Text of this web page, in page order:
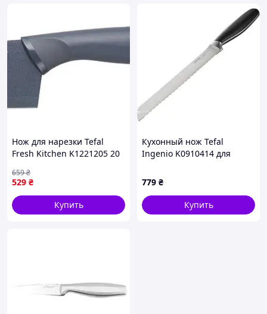
Нож для нарезки Tefal
Fresh Kitchen K1221205 20
529 ₴
659₴
Купить
Кухонный нож Tefal
Ingenio K0910414 для
779 ₴
Купить